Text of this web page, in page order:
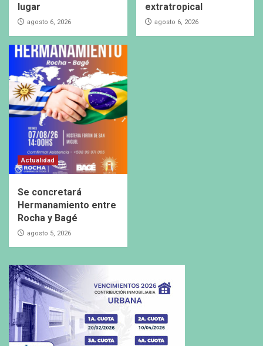
lugar
agosto 6, 2026
extratropical
agosto 6, 2026
Actualidad
Se concretará
Hermanamiento entre
Rocha y Bagé
agosto 5, 2026